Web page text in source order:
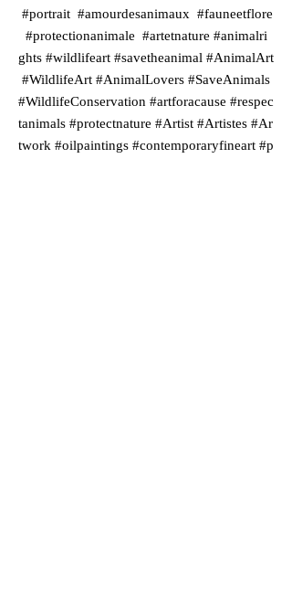
#portrait #amourdesanimaux #fauneetflore
#protectionanimale #artetnature #animalri
ghts #wildlifeart #savetheanimal #AnimalArt
#WildlifeArt #AnimalLovers #SaveAnimals
#WildlifeConservation #artforacause #respec
tanimals #protectnature #Artist #Artistes #Ar
twork #oilpaintings #contemporaryfineart #p